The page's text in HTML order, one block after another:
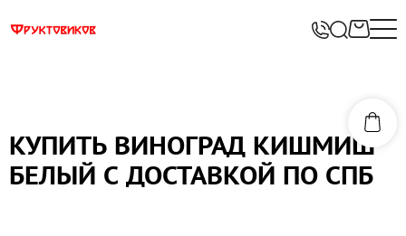
КУПИТЬ ВИНОГРАД КИШМИШ
БЕЛЫЙ С ДОСТАВКОЙ ПО СПБ